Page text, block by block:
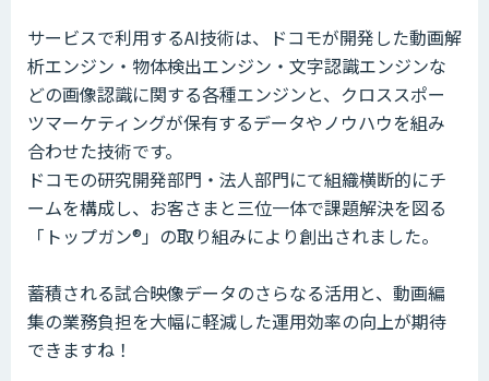
サービスで利用するAI技術は、ドコモが開発した動画解
析エンジン・物体検出エンジン・文字認識エンジンな
どの画像認識に関する各種エンジンと、クロススポー
ツマーケティングが保有するデータやノウハウを組み
合わせた技術です。
ドコモの研究開発部門・法人部門にて組織横断的にチ
ームを構成し、お客さまと三位一体で課題解決を図る
「トップガン®」の取り組みにより創出されました。
蓄積される試合映像データのさらなる活用と、動画編
集の業務負担を大幅に軽減した運用効率の向上が期待
できますね！